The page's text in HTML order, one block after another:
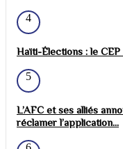
4
Haïti-Élections : le
5
L’AFC et ses alliés
réclamer l’application...